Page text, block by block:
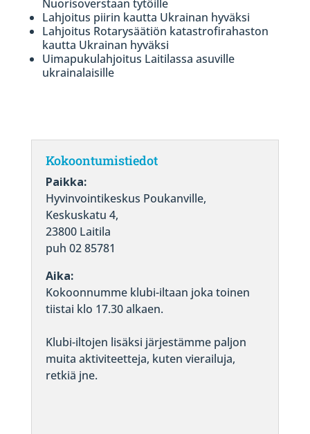
Nuorisoverstaan tytöille
Lahjoitus piirin kautta Ukrainan hyväksi
Lahjoitus Rotarysäätiön katastrofirahaston
kautta Ukrainan hyväksi
Uimapukulahjoitus Laitilassa asuville
ukrainalaisille
Kokoontumistiedot
Paikka:
Hyvinvointikeskus Poukanville,
Keskuskatu 4,
23800 Laitila
puh 02 85781
Aika:
Kokoonnumme klubi-iltaan joka toinen
tiistai klo 17.30 alkaen.
Klubi-iltojen lisäksi järjestämme paljon
muita aktiviteetteja, kuten vierailuja,
retkiä jne.